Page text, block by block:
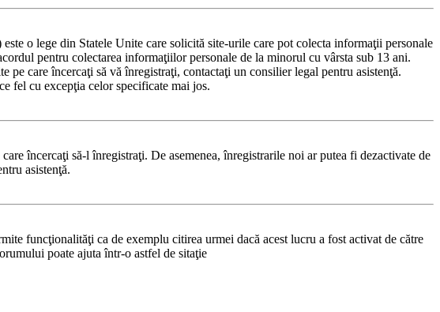
o lege din Statele Unite care solicită site-urile care pot colecta informaţii personale
pentru colectarea informaţiilor personale de la minorul cu vârsta sub 13 ani.
pe care încercaţi să vă înregistraţi, contactaţi un consilier legal pentru asistenţă.
fel cu excepţia celor specificate mai jos.
încercaţi să-l înregistraţi. De asemenea, înregistrarile noi ar putea fi dezactivate de
asistenţă.
funcţionalităţi ca de exemplu citirea urmei dacă acest lucru a fost activat de către
poate ajuta într-o astfel de sitaţie